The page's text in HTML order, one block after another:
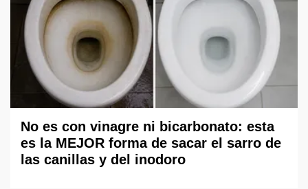
No es con vinagre ni bicarbonato: esta
es la MEJOR forma de sacar el sarro de
las canillas y del inodoro